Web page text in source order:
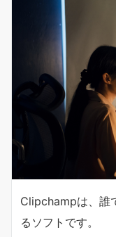
Clipchampは、誰
るソフトです。